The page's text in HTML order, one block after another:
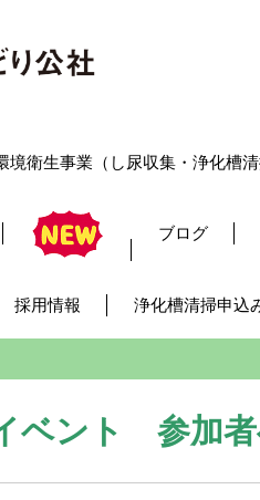
境衛生事業（し尿収集・浄化槽清
ブログ
採用情報 浄化槽清掃申込
ベント 参加